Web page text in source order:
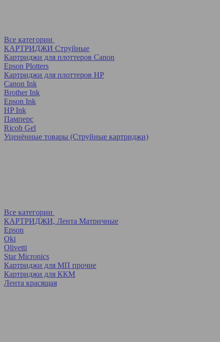
Все категории
КАРТРИДЖИ Струйные
Картриджи для плоттеров Canon
Epson Plotters
Картриджи для плоттеров HP
Canon Ink
Brother Ink
Epson Ink
HP Ink
Памперс
Ricoh Gel
Уценённые товары (Струйные картриджи)
Все категории
КАРТРИДЖИ, Лента Матричные
Epson
Oki
Olivetti
Star Micronics
Картриджи для МП прочие
Картриджи для ККМ
Лента красящая